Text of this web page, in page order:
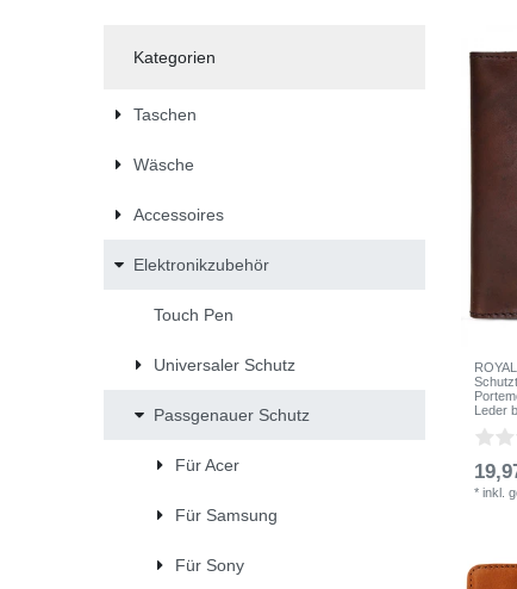
Kategorien
Taschen
Wäsche
Accessoires
Elektronikzubehör
Touch Pen
Universaler Schutz
Passgenauer Schutz
Für Acer
Für Samsung
Für Sony
Leder
*inkl.